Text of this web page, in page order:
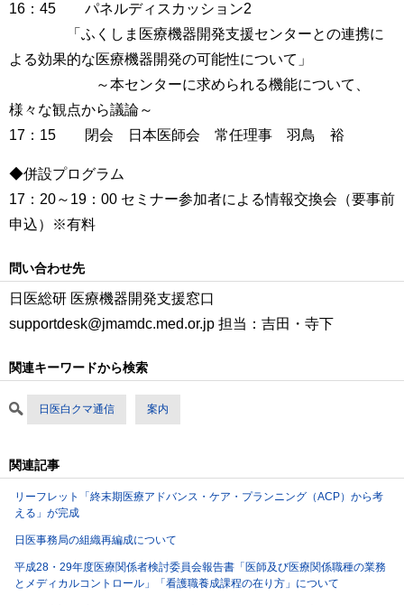
16：45 パネルディスカッション2
「ふくしま医療機器開発支援センターとの連携に
よる効果的な医療機器開発の可能性について」
～本センターに求められる機能について、
様々な観点から議論～
17：15 閉会 日本医師会 常任理事 羽鳥 裕
◆併設プログラム
17：20～19：00 セミナー参加者による情報交換会（要事前
申込）※有料
問い合わせ先
日医総研 医療機器開発支援窓口
supportdesk@jmamdc.med.or.jp 担当：吉田・寺下
関連キーワードから検索
日医白クマ通信 案内
関連記事
リーフレット「終末期医療アドバンス・ケア・プランニング（ACP）から考
える」が完成
日医事務局の組織再編成について
平成28・29年度医療関係者検討委員会報告書「医師及び医療関係職種の業務
とメディカルコントロール」「看護職養成課程の在り方」について